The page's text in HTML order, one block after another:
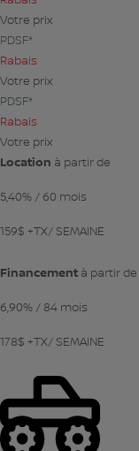
Votre prix
PDSF*
Rabais
Votre prix
PDSF*
Rabais
Votre prix
Location à partir de
5,40% / 60 mois
159$ +TX/ SEMAINE
Financement à partir de
6,90% / 84 mois
178$ +TX/ SEMAINE